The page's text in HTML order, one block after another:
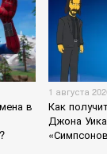
в
1 августа
Как
Джона